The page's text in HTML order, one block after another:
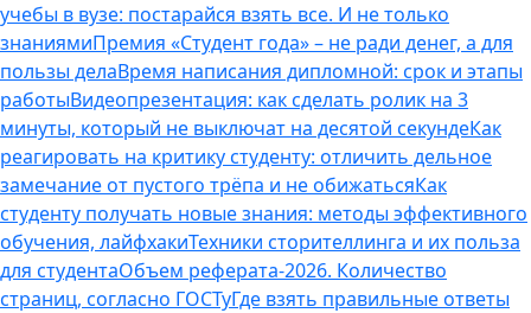
учебы в вузе: постарайся взять все. И не только
знаниямиПремия «Студент года» – не ради денег, а для
пользы делаВремя написания дипломной: срок и этапы
работыВидеопрезентация: как сделать ролик на 3
минуты, который не выключат на десятой секундеКак
реагировать на критику студенту: отличить дельное
замечание от пустого трёпа и не обижатьсяКак
студенту получать новые знания: методы эффективного
обучения, лайфхакиТехники сторителлинга и их польза
для студентаОбъем реферата-2026. Количество
страниц, согласно ГОСТуГде взять правильные ответы